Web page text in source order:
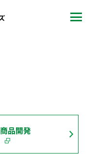
商品開発